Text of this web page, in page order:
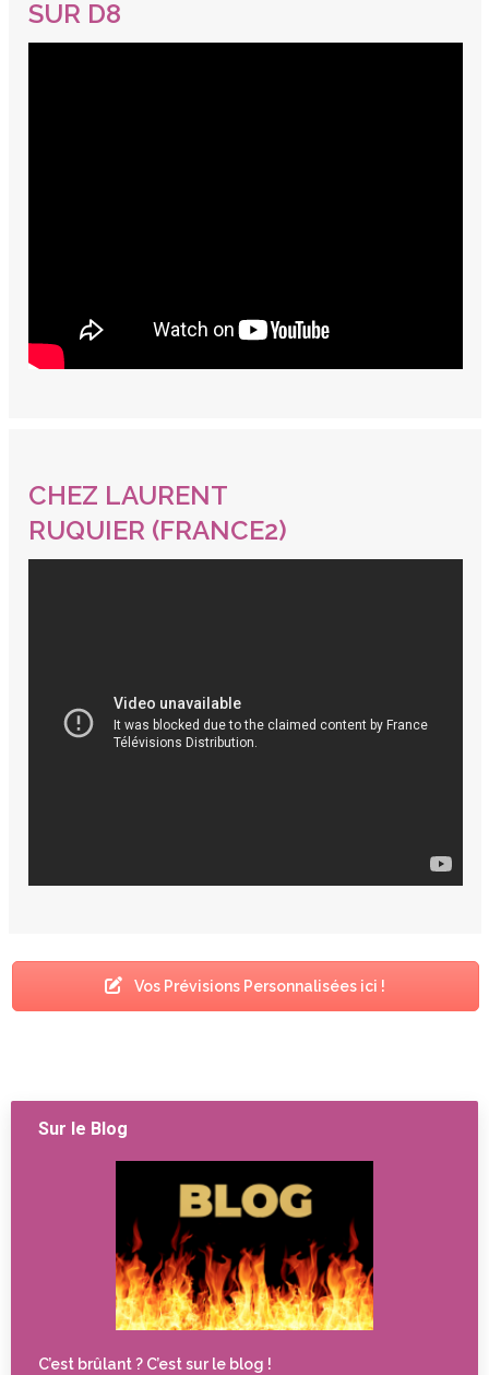
SUR D8
CHEZ LAURENT
RUQUIER (FRANCE2)
Vos Prévisions Personnalisées ici !
Sur le Blog
C’est brûlant ? C’est sur le blog !